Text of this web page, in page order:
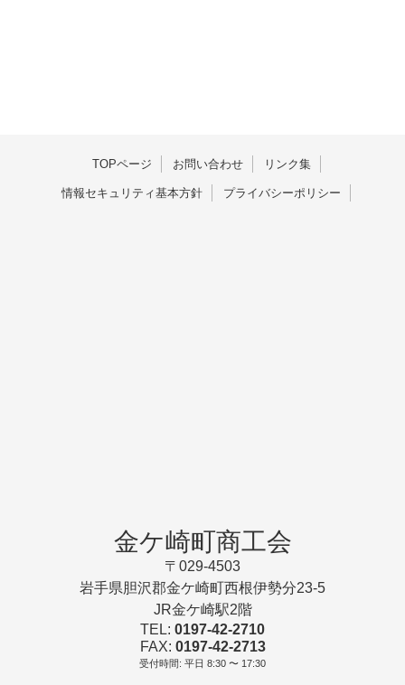
TOPページ お問い合わせ リンク集
情報セキュリティ基本方針 プライバシーポリシー
金ケ崎町商工会
〒029-4503
岩手県胆沢郡金ケ崎町西根伊勢分23-5
JR金ケ崎駅2階
TEL: 0197-42-2710
FAX: 0197-42-2713
受付時間: 平日 8:30 〜 17:30